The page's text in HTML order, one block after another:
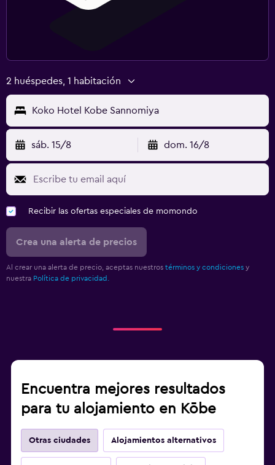
2 huéspedes, 1 habitación
Koko Hotel Kobe Sannomiya
sáb. 15/8 dom. 16/8
Recibir las ofertas especiales de momondo
Crea una alerta de precios
Al crear una alerta de precio, aceptas nuestros términos y condiciones y
nuestra Política de privacidad.
Encuentra mejores resultados
para tu alojamiento en Kōbe
Otras ciudades Alojamientos alternativos